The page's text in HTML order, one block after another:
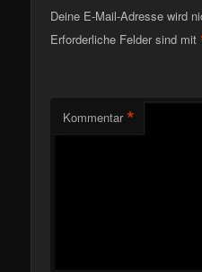
Deine E-Mail-Adresse wird
Erforderliche Felder sind mit
Kommentar *